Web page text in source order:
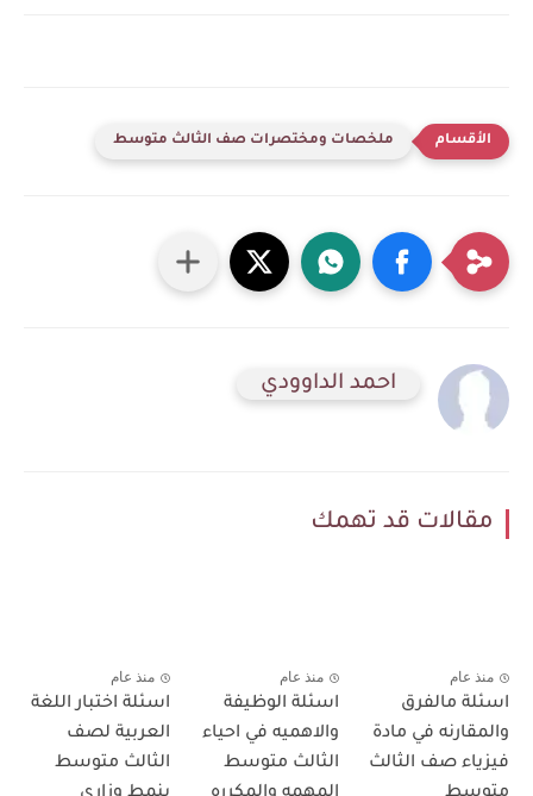
ملخصات ومختصرات صف الثالث متوسط
احمد الداوودي
مقالات قد تهمك
منذ عام
اسئلة مالفرق
والمقارنه في مادة
فيزياء صف الثالث
منذ عام
اسئلة الوظيفة
والاهميه في احياء
الثالث متوسط
منذ عام
اسئلة اختبار اللغة
العربية لصف
الثالث متوسط